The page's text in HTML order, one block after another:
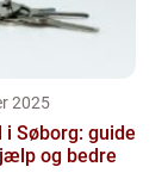
2025
i Søborg: guide
og bedre